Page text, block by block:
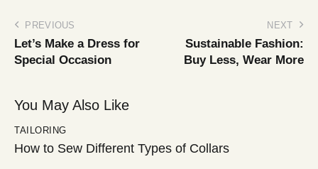
PREVIOUS
Let’s Make a Dress for
Special Occasion
NEXT
Sustainable Fashion:
Buy Less, Wear More
You May Also Like
TAILORING
How to Sew Different Types of Collars